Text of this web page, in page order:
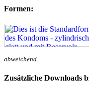
Formen:
abweichend.
Zusätzliche Downloads